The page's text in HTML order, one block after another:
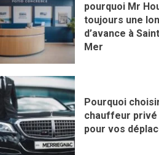
pourquoi Mr
toujours une
d’avance à
Mer
Pourquoi
chauffeur privé
pour vos